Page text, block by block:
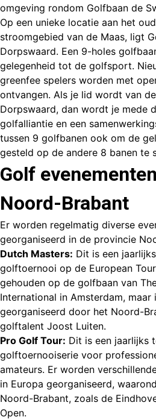
omgeving rondom Golfbaan de
Op een unieke locatie aan het
stroomgebied van de Maas, ligt
Dorpswaard. Een 9-holes
gelegenheid tot de golfsport.
greenfee spelers worden met
ontvangen. Als je lid wordt van
Dorpswaard, dan wordt je mede
golfalliantie en een
tussen 9 golfbanen ook om de
gesteld op de andere 8 banen te
Golf
Noord-Brabant
Er worden regelmatig diverse
georganiseerd in de provincie
Dutch Masters: Dit is een
golftoernooi op de European
gehouden op de golfbaan van
International in Amsterdam, maar
georganiseerd door het Noord-
golftalent Joost Luiten.
Pro Golf Tour: Dit is een jaarlijks
golftoernooiserie voor
amateurs. Er worden
in Europa georganiseerd,
Noord-Brabant, zoals de
Open.